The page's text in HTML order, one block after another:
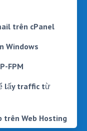
trên cPanel
Windows
FPM
lấy traffic từ
trên Web Hosting